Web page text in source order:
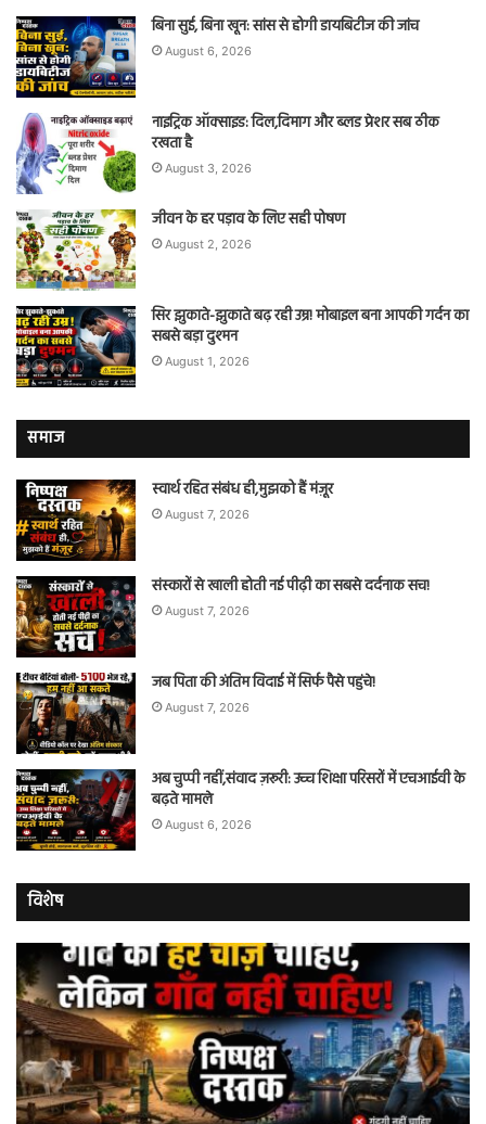
बिना सुई, बिना खून: सांस से होगी डायबिटीज की जांच
August 6, 2026
नाइट्रिक ऑक्साइड: दिल,दिमाग और ब्लड प्रेशर सब ठीक
रखता है
August 3, 2026
जीवन के हर पड़ाव के लिए सही पोषण
August 2, 2026
सिर झुकाते-झुकाते बढ़ रही उम्र! मोबाइल बना आपकी गर्दन का
सबसे बड़ा दुश्मन
August 1, 2026
समाज
स्वार्थ रहित संबंध ही,मुझको हैं मंज़ूर
August 7, 2026
संस्कारों से खाली होती नई पीढ़ी का सबसे दर्दनाक सच!
August 7, 2026
जब पिता की अंतिम विदाई में सिर्फ पैसे पहुंचे!
August 7, 2026
अब चुप्पी नहीं,संवाद ज़रूरी: उच्च शिक्षा परिसरों में एचआईवी के
बढ़ते मामले
August 6, 2026
विशेष